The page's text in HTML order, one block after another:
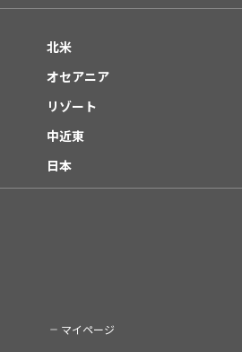
北米
オセアニア
リゾート
中近東
日本
マイページ